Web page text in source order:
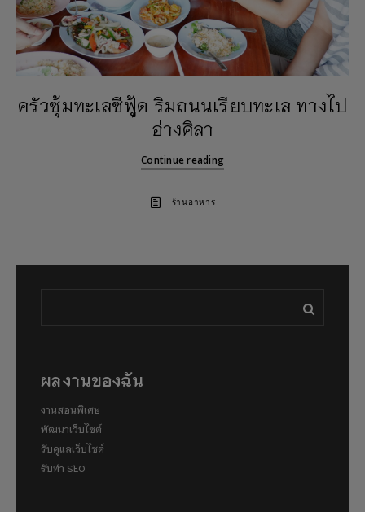
ครัวซุ้มทะเลซีฟู้ด ริมถนนเรียบทะเล ทางไป
อ่างศิลา
Continue reading
ร้านอาหาร
ผลงานของฉัน
งานสอนพิเศษ
พัฒนาเว็บไซต์
รับดูแลเว็บไซต์
รับทำ SEO